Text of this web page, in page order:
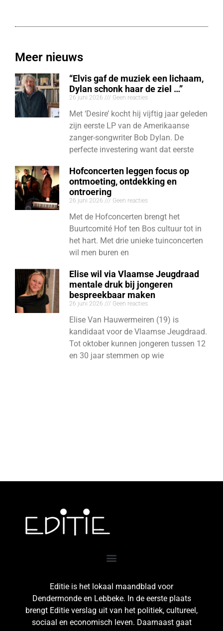
Meer nieuws
“Elvis gaf de muziek een lichaam,
Dylan schonk haar de ziel …”
26 juni 2026 Geen reacties
Met ‘Desire’ kocht hij vijftig jaar geleden
zijn eerste LP van de Amerikaanse
zanger-songwriter Bob Dylan. De
perfecte investering want dat eerste
Hofconcerten leggen focus op
ontmoeting, ontdekking en
ontroering
26 juni 2026 Geen reacties
Met de Hofconcerten brengt het
Buurtcomité Hof ten Bos cultuur tot in
het hart. Met drie unieke tuinconcerten
wil men buren en
Elise wil via Vlaamse Jeugdraad
mentale druk bij jongeren
bespreekbaar maken
26 juni 2026 Geen reacties
Elise Van Hauwermeiren (19) is
kandidaat voor de Vlaamse Jeugdraad.
Tot oktober kunnen jongeren tussen 12
en 30 jaar stemmen op wie
Editie is het lokaal maandblad voor
Dendermonde en Lebbeke. In de eerste plaats
brengt Editie verslag uit van het politiek, cultureel,
sociaal en economisch leven. Daarnaast gaat